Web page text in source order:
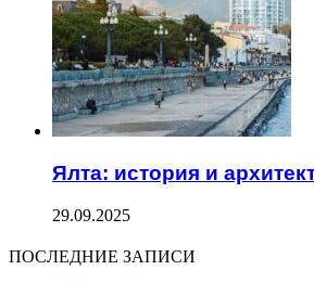
Ялта: история и
29.09.2025
ПОСЛЕДНИЕ ЗАПИСИ